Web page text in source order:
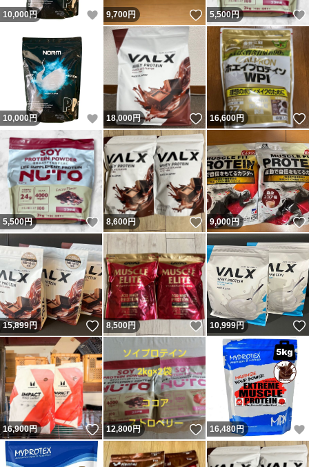
10,000円 いいね！
9,700円 いいね！
5,500円
10,000円 いいね！
18,000円 いいね！
16,600円
5,500円 いいね！
8,600円 いいね！
9,000円
15,899円 いいね！
8,500円 いいね！
10,999円
16,900円 いいね！
12,800円 いいね！
16,480円